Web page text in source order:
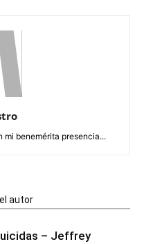
mi benemérita presencia...
autor
– Jeffrey